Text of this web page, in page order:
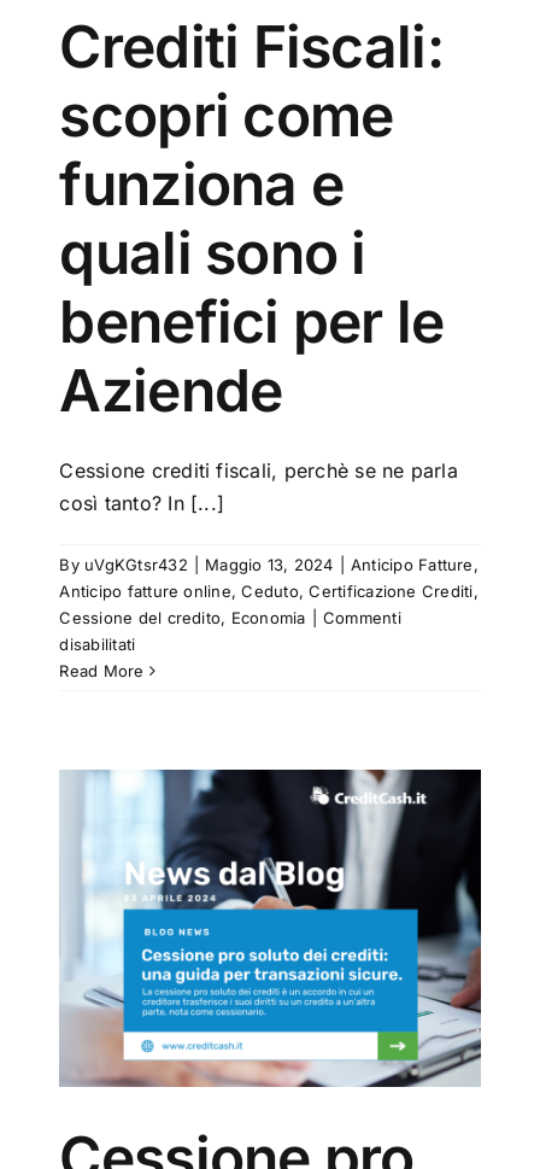
Crediti Fiscali:
scopri come
funziona e
quali sono i
benefici per le
Aziende
Cessione crediti fiscali, perchè se ne parla
così tanto? In [...]
By uVgKGtsr432 Maggio 13, 2024 Anticipo Fatture,
Anticipo fatture online,Ceduto,Certificazione Crediti,
Cessione del credito, Economia
Commenti
disabilitatisu
Cessione
come
funziona
quali
sono
i
benefici
per
le
Aziende
Read More